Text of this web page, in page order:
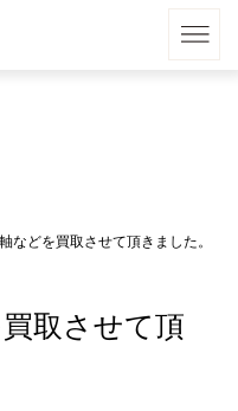
などを買取させて頂きました。
取させて頂